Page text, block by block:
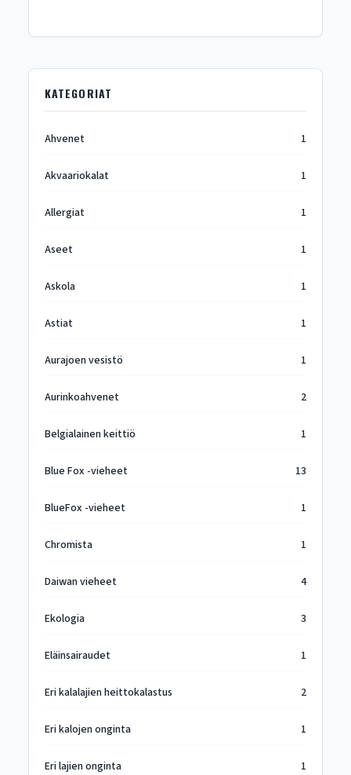
KATEGORIAT
Ahvenet 1
Akvaariokalat 1
Allergiat 1
Aseet 1
Askola 1
Astiat 1
Aurajoen vesistö 1
Aurinkoahvenet 2
Belgialainen keittiö 1
Blue Fox -vieheet 13
BlueFox -vieheet 1
Chromista 1
Daiwan vieheet 4
Ekologia 3
Eläinsairaudet 1
Eri kalalajien heittokalastus 2
Eri kalojen onginta 1
Eri lajien onginta 1